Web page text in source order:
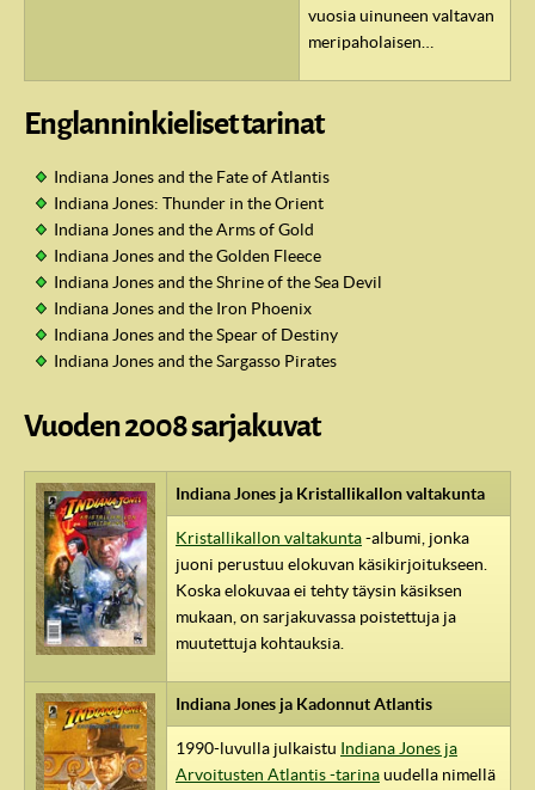
vuosia uinuneen valtavan
meripaholaisen…
Englanninkieliset tarinat
Indiana Jones and the Fate of Atlantis
Indiana Jones: Thunder in the Orient
Indiana Jones and the Arms of Gold
Indiana Jones and the Golden Fleece
Indiana Jones and the Shrine of the Sea Devil
Indiana Jones and the Iron Phoenix
Indiana Jones and the Spear of Destiny
Indiana Jones and the Sargasso Pirates
Vuoden 2008 sarjakuvat
Indiana Jones ja Kristallikallon valtakunta
Kristallikallon valtakunta-albumi, jonka
juoni perustuu elokuvan käsikirjoitukseen.
Koska elokuvaa ei tehty täysin käsiksen
mukaan, on sarjakuvassa poistettuja ja
muutettuja kohtauksia.
Indiana Jones ja Kadonnut Atlantis
1990-luvulla julkaistu Indiana Jones ja
Arvoitusten Atlantis -tarinauudella nimellä